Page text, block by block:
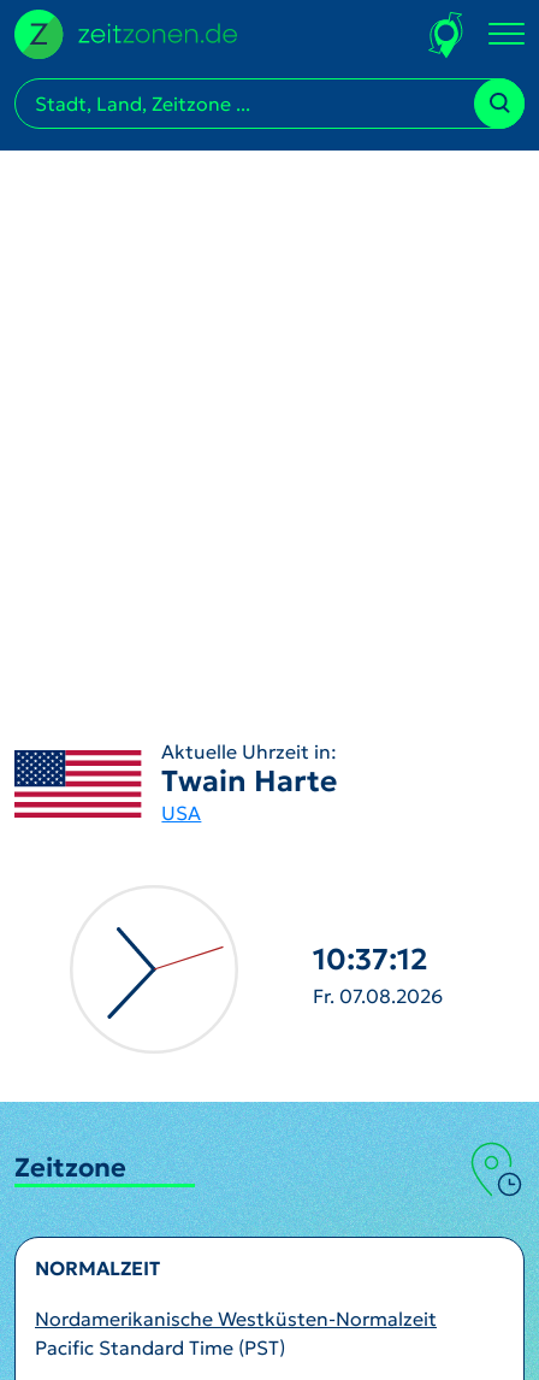
Aktuelle Uhrzeit in:
Twain Harte
USA
10:37:13
Fr. 07.08.2026
Zeitzone
NORMALZEIT
Nordamerikanische Westküsten-Normalzeit
Pacific Standard Time (PST)